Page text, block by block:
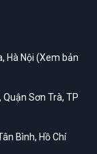
Hà Nội (Xem bản
Sơn Trà, TP
Bình, Hồ Chí